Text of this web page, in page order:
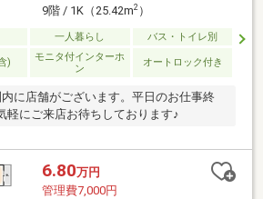
9階 / 1K（25.42m2）
一人暮らし バス・トイレ別
)
モニタ付インターホ
ン
オートロック付き
に店舗がございます。平日のお仕事終
軽にご来店お待ちしております♪
6.80万円
管理費7,000円